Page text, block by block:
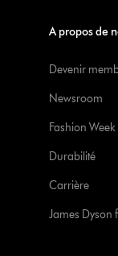
A propos de
Devenir
Newsroom
Fashion
Durabilité
Carrière
James Dyson